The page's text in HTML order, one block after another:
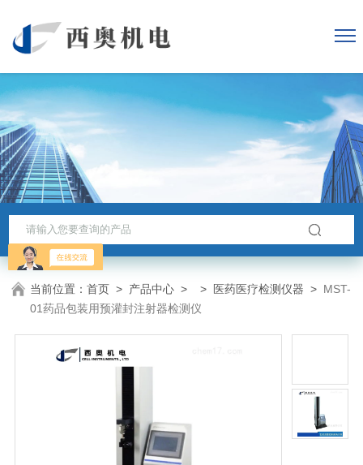
当前位置：首页 > 产品中心 > > 医药医疗检测仪器 > MST-
01药品包装用预灌封注射器检测仪